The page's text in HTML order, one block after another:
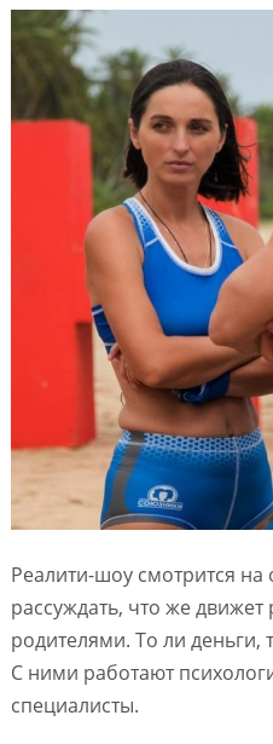
Реалити-шоу смотрится
рассуждать, что же
родителями. То ли деньги,
С ними работают
специалисты.